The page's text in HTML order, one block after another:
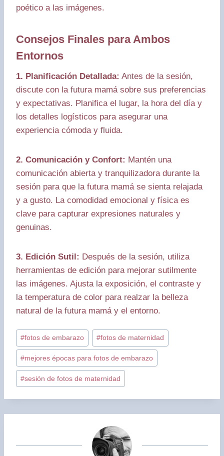
poético a las imágenes.
Consejos Finales para Ambos
Entornos
1. Planificación Detallada: Antes de la sesión,
discute con la futura mamá sobre sus preferencias
y expectativas. Planifica el lugar, la hora del día y
los detalles logísticos para asegurar una
experiencia cómoda y fluida.
2. Comunicación y Confort: Mantén una
comunicación abierta y tranquilizadora durante la
sesión para que la futura mamá se sienta relajada
y a gusto. La comodidad emocional y física es
clave para capturar expresiones naturales y
genuinas.
3. Edición Sutil: Después de la sesión, utiliza
herramientas de edición para mejorar sutilmente
las imágenes. Ajusta la exposición, el contraste y
la temperatura de color para realzar la belleza
natural de la futura mamá y el entorno.
Etiquetas
de
la
entrada:
#fotos de embarazo #fotos de maternidad
#mejores épocas para fotos de embarazo
#sesión de fotos de maternidad